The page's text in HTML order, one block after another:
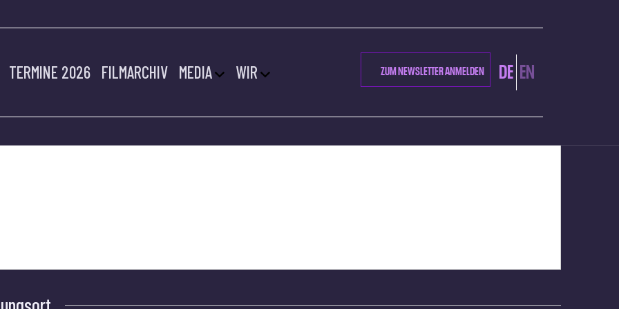
TERMINE 2026 FILMARCHIV MEDIA WIR ZUM NEWSLETTER ANMELDEN DE EN